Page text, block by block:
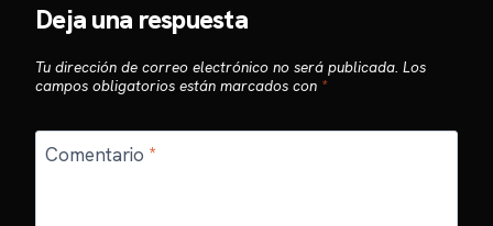
Deja una respuesta
Tu dirección de correo electrónico no será publicada. Los
campos obligatorios están marcados con *
Comentario *